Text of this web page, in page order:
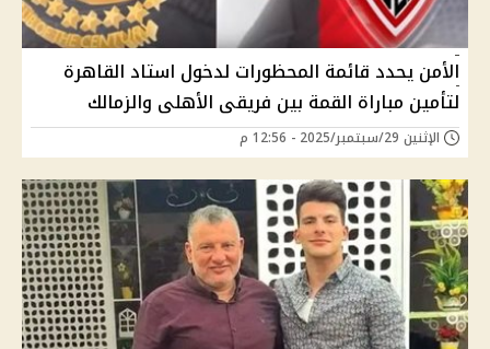
الأمن يحدد قائمة المحظورات لدخول استاد القاهرة
لتأمين مباراة القمة بين فريقى الأهلى والزمالك
الإثنين 29/سبتمبر/2025 - 12:56 م